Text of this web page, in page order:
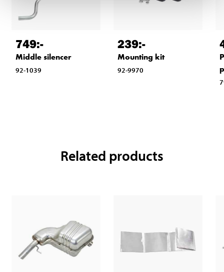
749:-
Middle silencer
92-1039
239:-
Mounting kit
92-9970
Related products